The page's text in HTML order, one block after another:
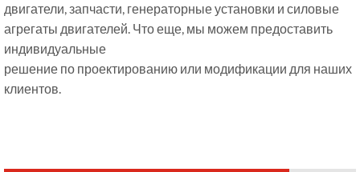
двигатели, запчасти, генераторные установки и силовые
агрегаты двигателей. Что еще, мы можем предоставить
индивидуальные
решение по проектированию или модификации для наших
клиентов.